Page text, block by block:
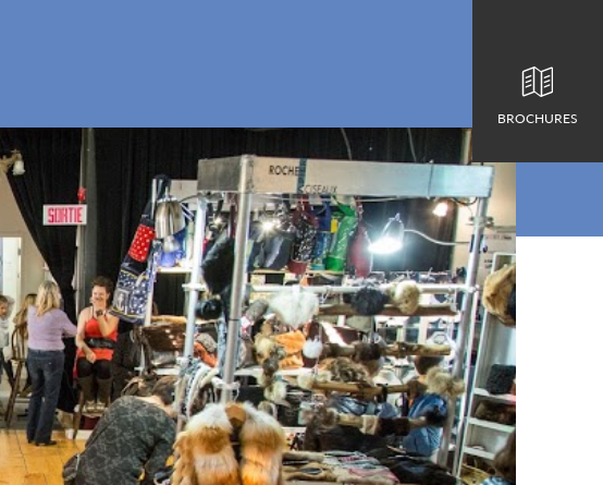
BROCHURES